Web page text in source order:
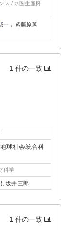
ス / 水圏生産科
一， @藤原篤
1 件の一致
球社会統合科
科学
, 坂井 三郎
1 件の一致